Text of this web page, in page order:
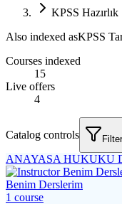
KPSS Hazırlık
Also indexed asKPSS
Courses indexed
15
Live offers
4
Catalog controls
ANAYASA HUKUKU
Benim Derslerim
1 course